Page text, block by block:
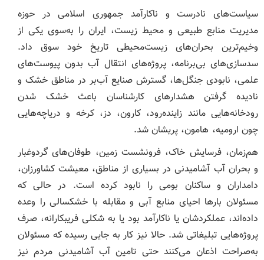
سیاست‌های نادرست و ناکارآمد جمهوری اسلامی در حوزه
مدیریت منابع طبیعی و محیط زیست، ایران را به‌سوی یکی از
وخیم‌ترین بحران‌های زیست‌محیطی تاریخ خود سوق داد.
سدسازی‌های بی‌برنامه، پروژه‌های انتقال آب بدون پیوست‌های
علمی، نابودی جنگل‌ها، گسترش صنایع آب‌بر در مناطق خشک و
نادیده گرفتن هشدارهای کارشناسان باعث خشک شدن
رودخانه‌هایی مانند زاینده‌رود، کارون، دز، کرخه و دریاچه‌هایی
چون ارومیه، هامون، پریشان شد.
هم‌زمان، فرسایش خاک، فرونشست زمین، طوفان‌های گردوغبار
و بحران آب آشامیدنی در بسیاری از مناطق، معیشت کشاورزان،
دامداران و ساکنان بومی را نابود کرده است. در حالی که
مسئولان بارها احیای منابع آبی و مقابله با خشکسالی را وعده
داده‌اند، عملکردشان یا ناکارآمد بود یا به ‌شکلی فریبکارانه، صرف
پروژه‌هایی تبلیغاتی شد. حالا نیز کار به جایی رسیده که مسئولان
به‌صراحت اذعان می‌کنند حتی تامین آب آشامیدنی مردم نیز